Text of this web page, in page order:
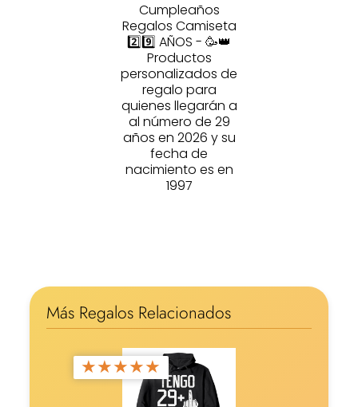
Cumpleaños
Regalos Camiseta
2️⃣9️⃣ AÑOS - 🥳👑
Productos
personalizados de
regalo para
quienes llegarán a
al número de 29
años en 2026 y su
fecha de
nacimiento es en
1997
Más Regalos Relacionados
★★★★★